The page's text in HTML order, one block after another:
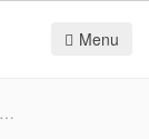
Menu